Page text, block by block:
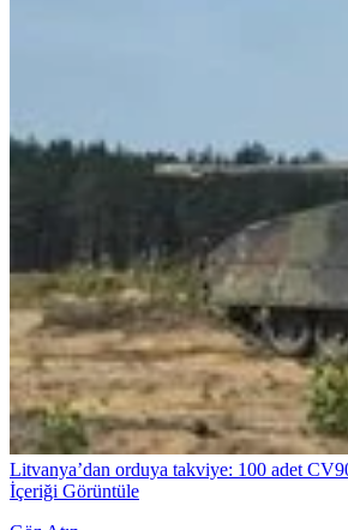
Litvanya’dan orduya takviye: 100 adet
İçeriği Görüntüle